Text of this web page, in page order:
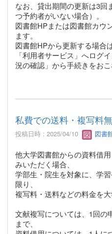
なお、貸出期間の更新は3回
つ予約者がいない場合）。
図書館HPまたは図書館カウ
ます。
図書館HPから更新する場合
「利用者サービス」へログ
況の確認」から手続きをおこ
私費での送料・複写料
投稿日時 : 2025/04/10 図書
他大学図書館からの資料借
みいただく場合、
学部生・院生を対象に、学
限り、
複写料・送料などの料金を大
文献複写については、1回の
まで、